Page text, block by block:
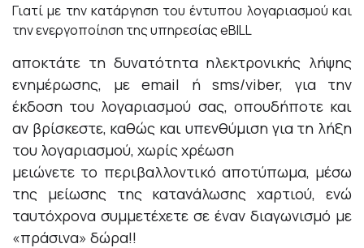
Γιατί με την κατάργηση του έντυπου λογαριασμού και
την ενεργοποίηση της υπηρεσίας eBILL
αποκτάτε τη δυνατότητα ηλεκτρονικής λήψης
ενημέρωσης, με email ή sms/viber, για την
έκδοση του λογαριασμού σας, οπουδήποτε και
αν βρίσκεστε, καθώς και υπενθύμιση για τη λήξη
του λογαριασμού, χωρίς χρέωση
μειώνετε το περιβαλλοντικό αποτύπωμα, μέσω
της μείωσης της κατανάλωσης χαρτιού, ενώ
ταυτόχρονα συμμετέχετε σε έναν διαγωνισμό με
«πράσινα» δώρα!!